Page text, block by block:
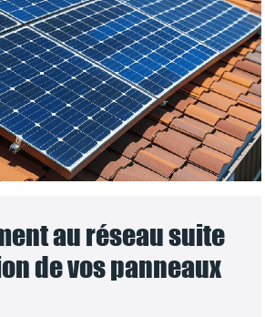
au réseau suite
de vos panneaux